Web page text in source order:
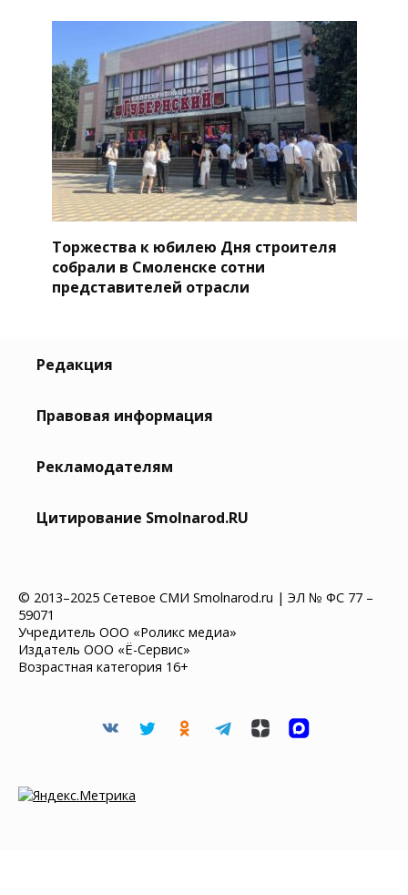
Торжества к юбилею Дня строителя
собрали в Смоленске сотни
представителей отрасли
Редакция
Правовая информация
Рекламодателям
Цитирование Smolnarod.RU
© 2013–2025 Сетевое СМИ Smolnarod.ru | ЭЛ № ФС 77 –
59071
Учредитель ООО «Роликс медиа»
Издатель ООО «Ё-Сервис»
Возрастная категория 16+